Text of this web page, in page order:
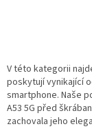
V této kategorii
poskytují vynikající
smartphone. Naše
A53 5G před
zachovala jeho